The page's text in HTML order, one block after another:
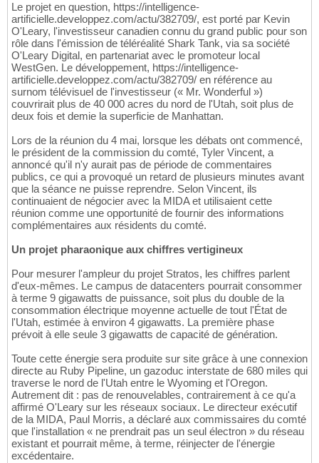
Le projet en question, https://intelligence-
artificielle.developpez.com/actu/382709/, est porté par Kevin
O'Leary, l'investisseur canadien connu du grand public pour son
rôle dans l'émission de téléréalité Shark Tank, via sa société
O'Leary Digital, en partenariat avec le promoteur local
WestGen. Le développement, https://intelligence-
artificielle.developpez.com/actu/382709/ en référence au
surnom télévisuel de l'investisseur (« Mr. Wonderful »)
couvrirait plus de 40 000 acres du nord de l'Utah, soit plus de
deux fois et demie la superficie de Manhattan.
Lors de la réunion du 4 mai, lorsque les débats ont commencé,
le président de la commission du comté, Tyler Vincent, a
annoncé qu'il n'y aurait pas de période de commentaires
publics, ce qui a provoqué un retard de plusieurs minutes avant
que la séance ne puisse reprendre. Selon Vincent, ils
continuaient de négocier avec la MIDA et utilisaient cette
réunion comme une opportunité de fournir des informations
complémentaires aux résidents du comté.
Un projet pharaonique aux chiffres vertigineux
Pour mesurer l'ampleur du projet Stratos, les chiffres parlent
d'eux-mêmes. Le campus de datacenters pourrait consommer
à terme 9 gigawatts de puissance, soit plus du double de la
consommation électrique moyenne actuelle de tout l'État de
l'Utah, estimée à environ 4 gigawatts. La première phase
prévoit à elle seule 3 gigawatts de capacité de génération.
Toute cette énergie sera produite sur site grâce à une connexion
directe au Ruby Pipeline, un gazoduc interstate de 680 miles qui
traverse le nord de l'Utah entre le Wyoming et l'Oregon.
Autrement dit : pas de renouvelables, contrairement à ce qu'a
affirmé O'Leary sur les réseaux sociaux. Le directeur exécutif
de la MIDA, Paul Morris, a déclaré aux commissaires du comté
que l'installation « ne prendrait pas un seul électron » du réseau
existant et pourrait même, à terme, réinjecter de l'énergie
excédentaire.